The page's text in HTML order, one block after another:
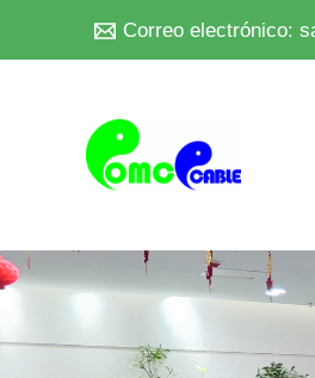
Correo electrónico: